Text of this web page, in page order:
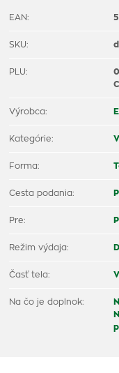
EAN:
SKU:
PLU:
Výrobca:
Kategórie:
Forma:
Cesta podania:
Pre:
Režim výdaja:
Časť tela:
Na čo je doplnok: